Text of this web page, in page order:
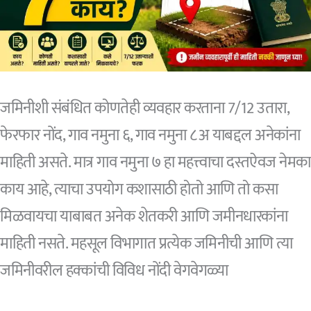
जमिनीशी संबंधित कोणतेही व्यवहार करताना 7/12 उतारा,
फेरफार नोंद, गाव नमुना ६, गाव नमुना ८अ याबद्दल अनेकांना
माहिती असते. मात्र गाव नमुना ७ हा महत्त्वाचा दस्तऐवज नेमका
काय आहे, त्याचा उपयोग कशासाठी होतो आणि तो कसा
मिळवायचा याबाबत अनेक शेतकरी आणि जमीनधारकांना
माहिती नसते. महसूल विभागात प्रत्येक जमिनीची आणि त्या
जमिनीवरील हक्कांची विविध नोंदी वेगवेगळ्या